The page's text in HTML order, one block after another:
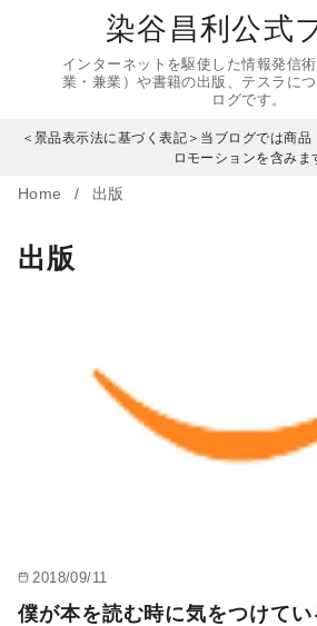
へ
染谷昌利公式
インターネットを駆使した情報発信
業・兼業）や書籍の出版、テスラに
ログです。
＜景品表示法に基づく表記＞当ブログでは商
ロモーションを含みま
Home 出版
出版
2018/09/11
僕が本を読む時に気をつけてい